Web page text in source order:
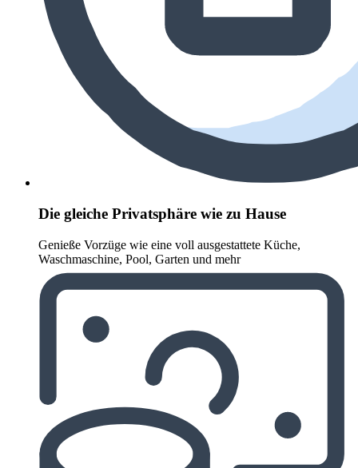
Die gleiche Privatsphäre wie zu Hause
Genieße Vorzüge wie eine voll ausgestattete Küche,
Waschmaschine, Pool, Garten und mehr